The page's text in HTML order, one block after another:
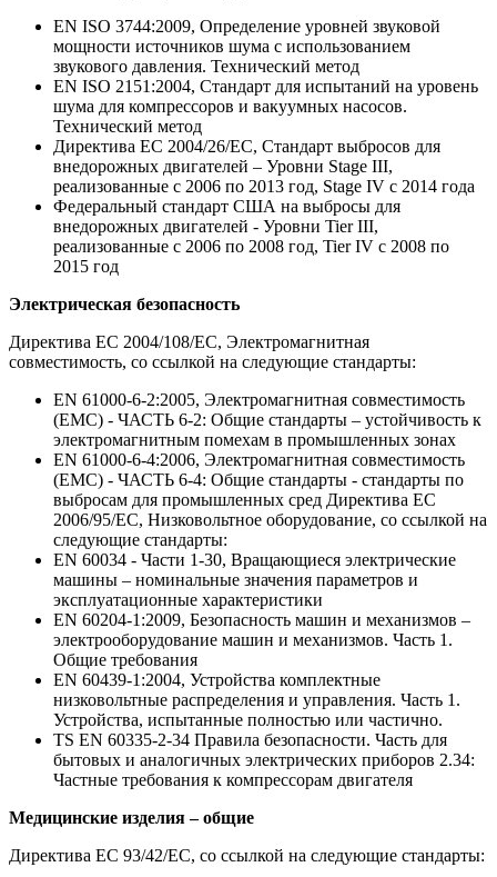
EN ISO 3744:2009, Определение уровней звуковой
мощности источников шума с использованием
звукового давления. Технический метод
EN ISO 2151:2004, Стандарт для испытаний на уровень
шума для компрессоров и вакуумных насосов.
Технический метод
Директива ЕС 2004/26/EC, Стандарт выбросов для
внедорожных двигателей – Уровни Stage III,
реализованные с 2006 по 2013 год, Stage IV с 2014 года
Федеральный стандарт США на выбросы для
внедорожных двигателей - Уровни Tier III,
реализованные с 2006 по 2008 год, Tier IV с 2008 по
2015 год
Электрическая безопасность
Директива ЕС 2004/108/EC, Электромагнитная
совместимость, со ссылкой на следующие стандарты:
EN 61000-6-2:2005, Электромагнитная совместимость
(EMC) - ЧАСТЬ 6-2: Общие стандарты – устойчивость к
электромагнитным помехам в промышленных зонах
EN 61000-6-4:2006, Электромагнитная совместимость
(EMC) - ЧАСТЬ 6-4: Общие стандарты - стандарты по
выбросам для промышленных сред Директива ЕС
2006/95/EC, Низковольтное оборудование, со ссылкой на
следующие стандарты:
EN 60034 - Части 1-30, Вращающиеся электрические
машины – номинальные значения параметров и
эксплуатационные характеристики
EN 60204-1:2009, Безопасность машин и механизмов –
электрооборудование машин и механизмов. Часть 1.
Общие требования
EN 60439-1:2004, Устройства комплектные
низковольтные распределения и управления. Часть 1.
Устройства, испытанные полностью или частично.
TS EN 60335-2-34 Правила безопасности. Часть для
бытовых и аналогичных электрических приборов 2.34:
Частные требования к компрессорам двигателя
Медицинские изделия – общие
Директива ЕС 93/42/EC, со ссылкой на следующие стандарты: